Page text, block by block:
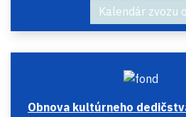
ZKO
Moldava
Moldava
Kalendár zvozu
Obnova kultúrneho